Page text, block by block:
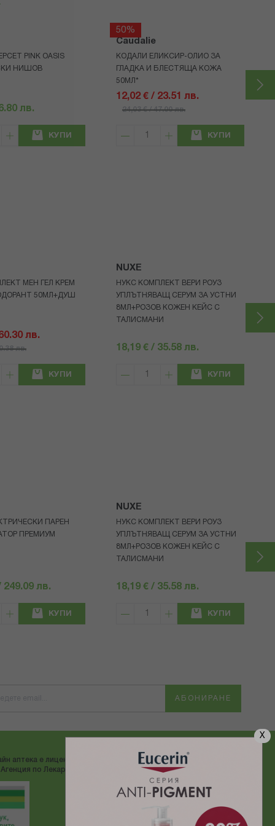
X
PINK OASIS
НИШОВ
лв.
КУПИ
50%
Caudalie
КОДАЛИ ЕЛИКСИР-ОЛИО ЗА
ГЛАДКА И БЛЕСТЯЩА КОЖА
50МЛ*
12,02 € / 23.51 лв.
24,03 € / 47.00 лв.
КУПИ
МЕН ГЕЛ КРЕМ
50МЛ+ДУШ
лв.
лв.
КУПИ
NUXE
НУКС КОМПЛЕКТ ВЕРИ РОУЗ
УПЛЪТНЯВАЩ СЕРУМ ЗА УСТНИ
8МЛ+РОЗОВ КОЖЕН КЕЙС С
ТАЛИСМАНИ
18,19 € / 35.58 лв.
КУПИ
ПАРЕН
ПРЕМИУМ
249.09 лв.
КУПИ
NUXE
НУКС КОМПЛЕКТ ВЕРИ РОУЗ
УПЛЪТНЯВАЩ СЕРУМ ЗА УСТНИ
8МЛ+РОЗОВ КОЖЕН КЕЙС С
ТАЛИСМАНИ
18,19 € / 35.58 лв.
КУПИ
АБОНИРАНЕ
аптека е лицензирана от
по Лекарствата"
ДОСТАВЯМЕ С: